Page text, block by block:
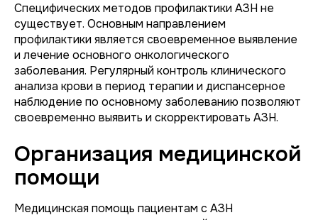
Специфических методов профилактики АЗН не
существует. Основным направлением
профилактики является своевременное выявление
и лечение основного онкологического
заболевания. Регулярный контроль клинического
анализа крови в период терапии и диспансерное
наблюдение по основному заболеванию позволяют
своевременно выявить и скорректировать АЗН.
Организация медицинской
помощи
Медицинская помощь пациентам с АЗН